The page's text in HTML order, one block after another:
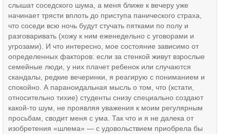
слышат соседского шума, а меня ближе к вечеру уже
начинает трясти вплоть до приступа панического страха,
что соседи всю ночь будут стучать пятками по полу и
разговаривать (хожу к ним еженедельно с уговорами и
угрозами). И что интересно, мое состояние зависимо от
определенных факторов: если за стенкой живут взрослые
семейные люди, у них плачет ребенок или случаются
скандалы, редкие вечеринки, я реагирую с пониманием и
спокойно. А параноидальная мысль о том, что (кстати,
относительно тихие) студенты снизу специально создают
какой-то шум, не проявляя уважения к моим регулярным
просьбам, сводит меня с ума. Так что и я не далека от
изобретения «шлема» — с удовольствием приобрела бы